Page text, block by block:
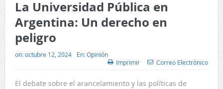
La Universidad Pública en
Argentina: Un derecho en
peligro
on:octubre 12, 2024 En:Opinión
Imprimir
Correo Electrónico
El debate sobre el arancelamiento y las políticas de